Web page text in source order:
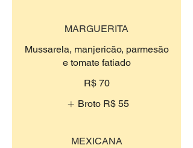
MARGUERITA
Mussarela, manjericão, parmesão
e tomate fatiado
R$ 70
Broto R$ 55
MEXICANA